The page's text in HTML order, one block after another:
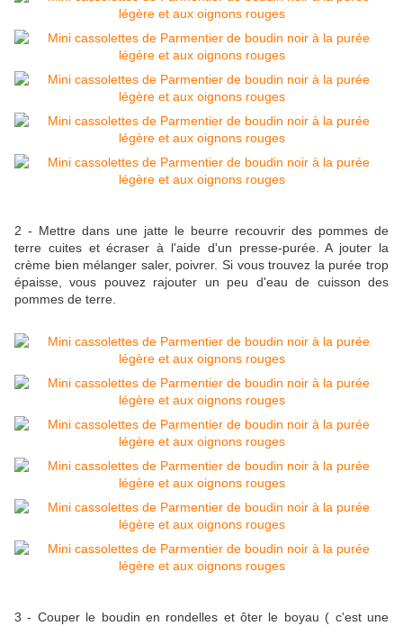
2 - Mettre dans une jatte le beurre recouvrir des pommes de
terre cuites et écraser à l'aide d'un presse-purée. A jouter la
crème bien mélanger saler, poivrer. Si vous trouvez la purée trop
épaisse, vous pouvez rajouter un peu d'eau de cuisson des
pommes de terre.
3 - Couper le boudin en rondelles et ôter le boyau ( c'est une